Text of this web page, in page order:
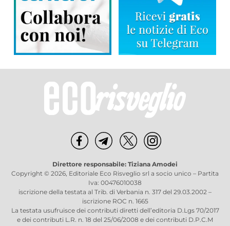
Direttore responsabile: Tiziana Amodei
Copyright © 2026, Editoriale Eco Risveglio srl a socio unico – Partita
Iva: 00476010038
iscrizione della testata al Trib. di Verbania n. 317 del 29.03.2002 –
iscrizione ROC n. 1665
La testata usufruisce dei contributi diretti dell’editoria D.Lgs 70/2017
e dei contributi L.R. n. 18 del 25/06/2008 e dei contributi D.P.C.M